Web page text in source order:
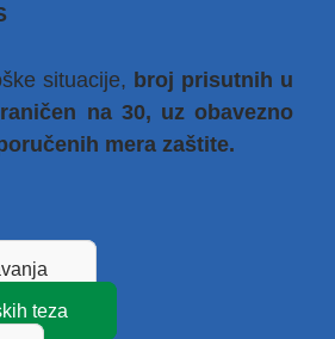
situacije, broj prisutnih u
na 30, uz obavezno
mera zaštite.
teza